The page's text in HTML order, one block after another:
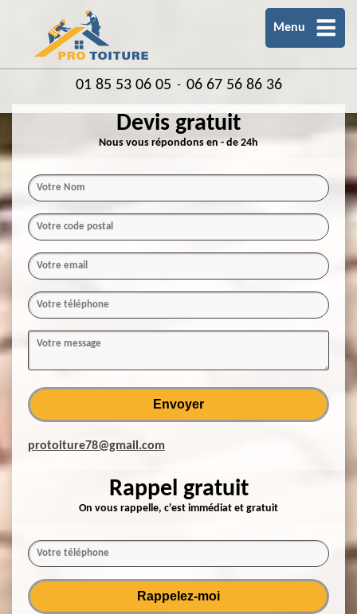
Menu
01 85 53 06 05 - 06 67 56 86 36
Devis gratuit
Nous vous répondons en - de 24h
protoiture78@gmail.com
Rappel gratuit
On vous rappelle, c'est immédiat et gratuit